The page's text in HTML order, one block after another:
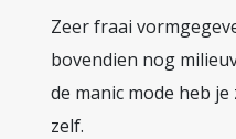
Zeer fraai
bovendien nog
de manic mode heb
zelf.